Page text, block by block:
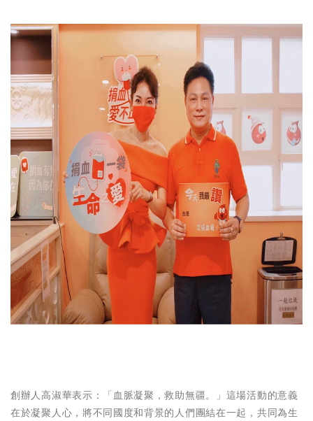
創辦人高淑華表示：「血脈凝聚，救助無疆。」這場活動的意義
在於凝聚人心，將不同國度和背景的人們團結在一起，共同為生